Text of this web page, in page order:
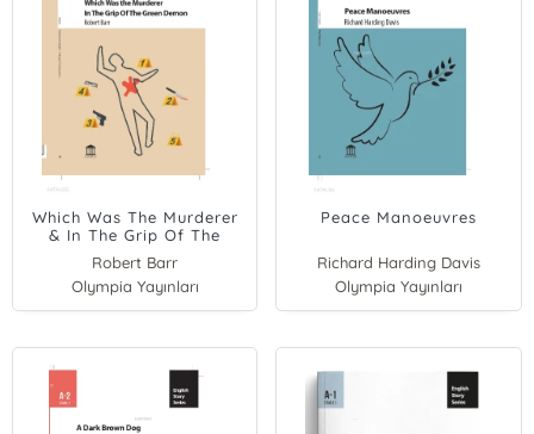
Which Was The Murderer
& In The Grip Of The
Green Demon
Robert Barr
Olympia Yayınları
Peace Manoeuvres
Richard Harding Davis
Olympia Yayınları